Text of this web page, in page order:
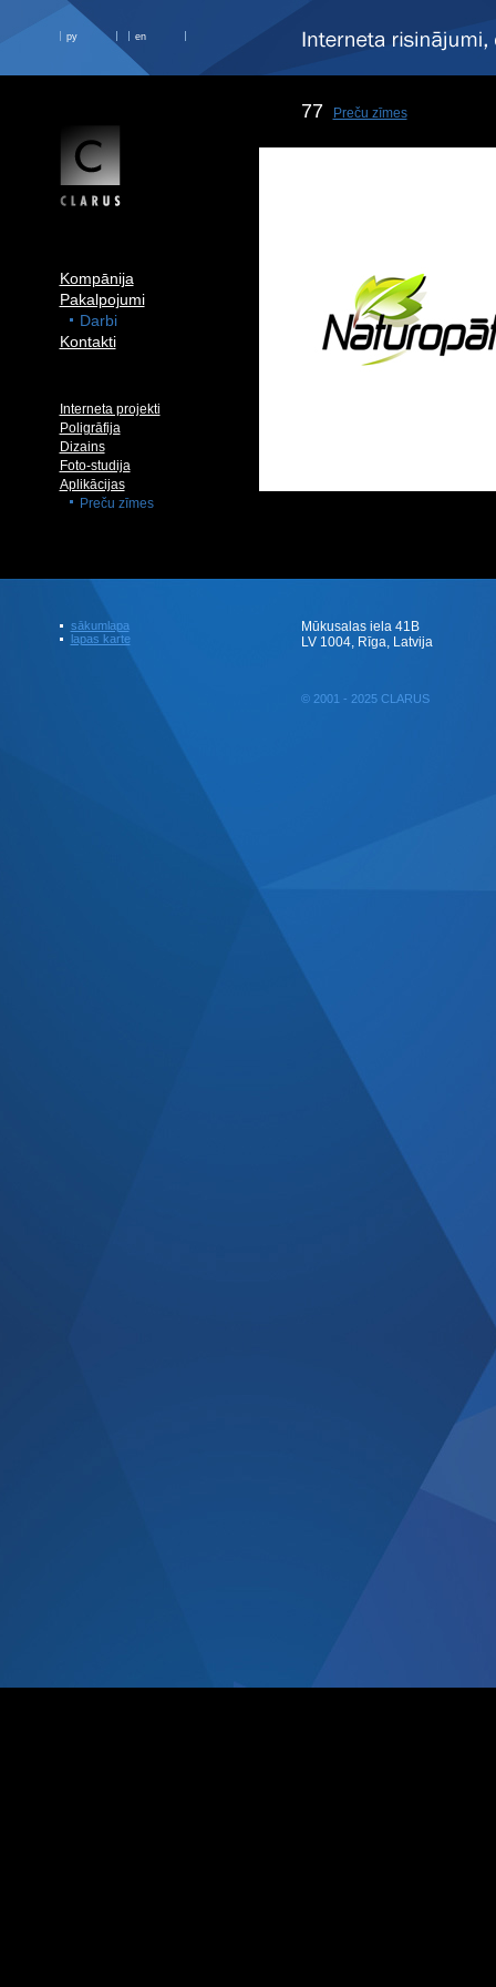
ру en
Kompānija
Pakalpojumi
Darbi
Kontakti
Interneta projekti
Poligrāfija
Dizains
Foto-studija
Aplikācijas
Preču zīmes
77 Preču zīmes
sākumlapa
lapas karte
Mūkusalas iela 41B
LV 1004, Rīga, Latvija
© 2001 - 2025 CLARUS